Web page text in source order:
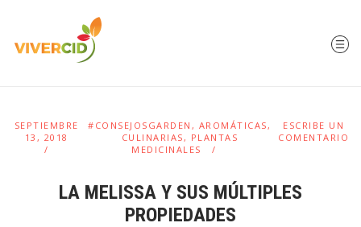
SEPTIEMBRE
13, 2018
#CONSEJOSGARDEN , AROMÁTICAS,
CULINARIAS, PLANTAS
MEDICINALES
ESCRIBE UN
COMENTARIO
LA MELISSA Y SUS MÚLTIPLES
PROPIEDADES